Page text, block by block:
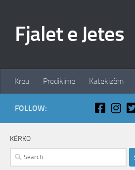
Fjalet e Jetes
Kreu Predikime Katekizëm
FOLLOW:
KËRKO
Search
for: